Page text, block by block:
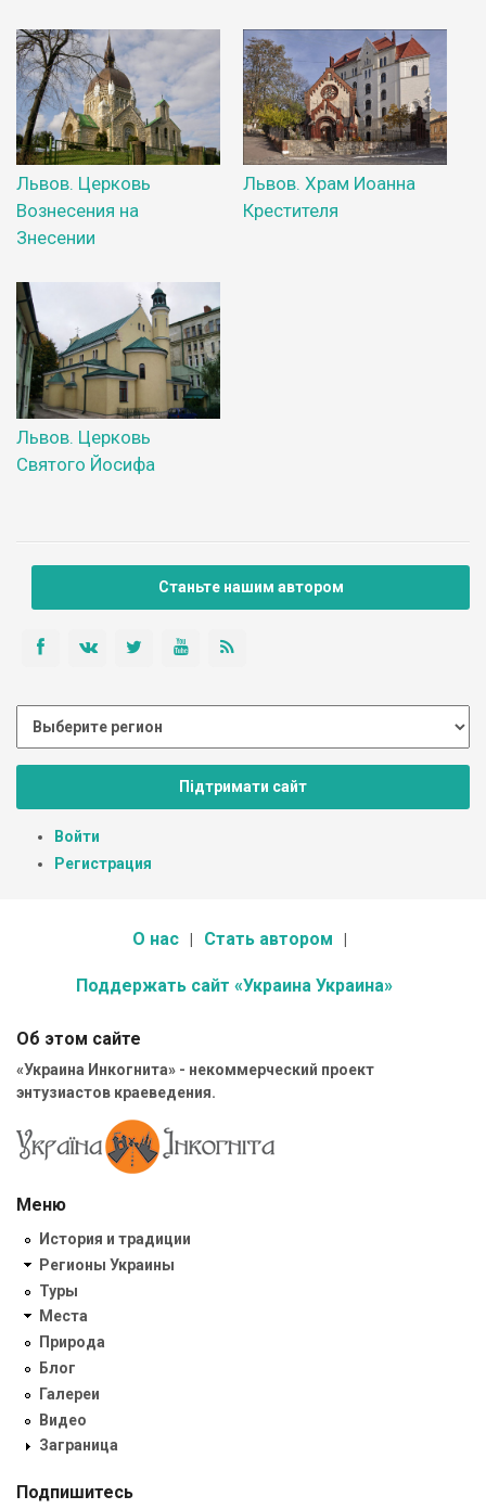
Львов. Церковь
Вознесения на
Знесении
Львов. Храм Иоанна
Крестителя
Львов. Церковь
Святого Йосифа
Станьте нашим автором
Підтримати сайт
Войти
Регистрация
О нас Стать автором
Поддержать сайт «Украина Украина»
Об этом сайте
«Украина Инкогнита» - некоммерческий проект
энтузиастов краеведения.
Меню
История и традиции
Регионы Украины
Туры
Места
Природа
Блог
Галереи
Видео
Заграница
Подпишитесь